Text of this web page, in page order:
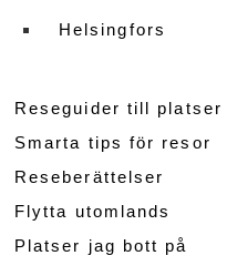
Helsingfors
Reseguider till platser
Smarta tips för resor
Reseberättelser
Flytta utomlands
Platser jag bott på